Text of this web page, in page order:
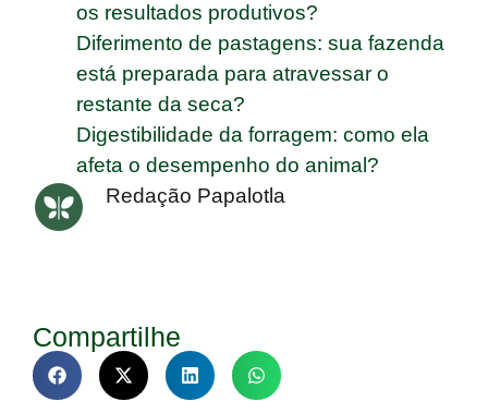
os resultados produtivos?
Diferimento de pastagens: sua fazenda
está preparada para atravessar o
restante da seca?
Digestibilidade da forragem: como ela
afeta o desempenho do animal?
Redação Papalotla
Compartilhe